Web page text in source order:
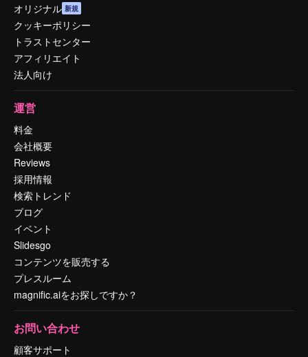
オリジナル 新規
クッキーポリシー
トラストセンター
アフィリエイト
法人向け
運営
料金
会社概要
Reviews
採用情報
検索トレンド
ブログ
イベント
Slidesgo
コンテンツを販売する
プレスルーム
magnific.aiをお探しですか？
お問い合わせ
顧客サポート